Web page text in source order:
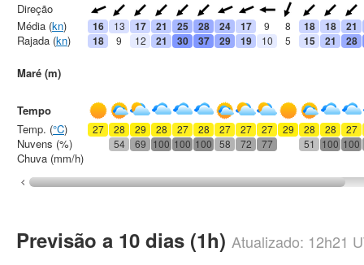
16 13 17 21 25 28 24 17 9 8 18 18
21
18
9 12 21 30 37 29 19 10 5 15 21 28
27 28 29 28 27 28 27 27 27 29 28 28
27
54
69 100 100 100 58 72 77 51 100 100
Direção
Média (kn)
Rajada (kn)
Maré (m)
Tempo
Temp. (°C)
Nuvens (%)
Chuva (mm/h)
Previsão a 10 dias (1h) Atualizado: 12h21